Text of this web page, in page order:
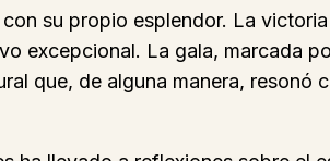
su propio esplendor. La
excepcional. La gala, marcada
que, de alguna manera, resonó